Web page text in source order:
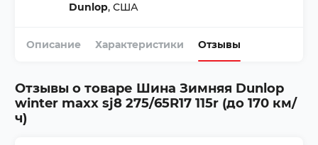
Dunlop, США
Описание Характеристики Отзывы
Отзывы о товаре Шина Зимняя Dunlop
winter maxx sj8 275/65R17 115r (до 170 км/
ч)